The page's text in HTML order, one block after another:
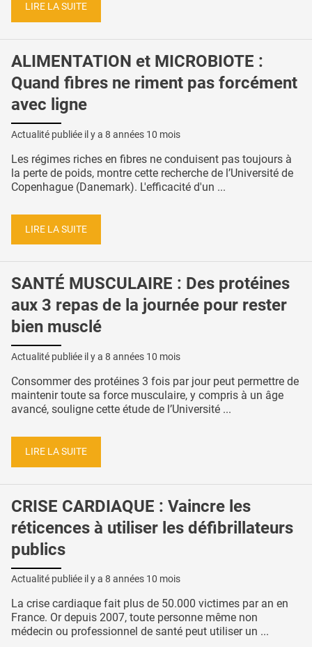
LIRE LA SUITE
ALIMENTATION et MICROBIOTE :
Quand fibres ne riment pas forcément
avec ligne
Actualité publiée il y a 8 années 10 mois
Les régimes riches en fibres ne conduisent pas toujours à
la perte de poids, montre cette recherche de l’Université de
Copenhague (Danemark). L'efficacité d'un ...
LIRE LA SUITE
SANTÉ MUSCULAIRE : Des protéines
aux 3 repas de la journée pour rester
bien musclé
Actualité publiée il y a 8 années 10 mois
Consommer des protéines 3 fois par jour peut permettre de
maintenir toute sa force musculaire, y compris à un âge
avancé, souligne cette étude de l’Université ...
LIRE LA SUITE
CRISE CARDIAQUE : Vaincre les
réticences à utiliser les défibrillateurs
publics
Actualité publiée il y a 8 années 10 mois
La crise cardiaque fait plus de 50.000 victimes par an en
France. Or depuis 2007, toute personne même non
médecin ou professionnel de santé peut utiliser un ...